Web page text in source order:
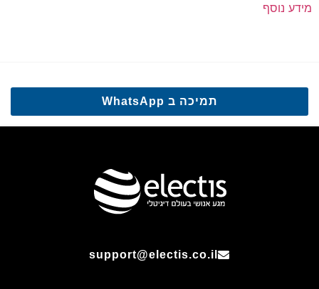
מידע נוסף
תמיכה ב WhatsApp
support@electis.co.il